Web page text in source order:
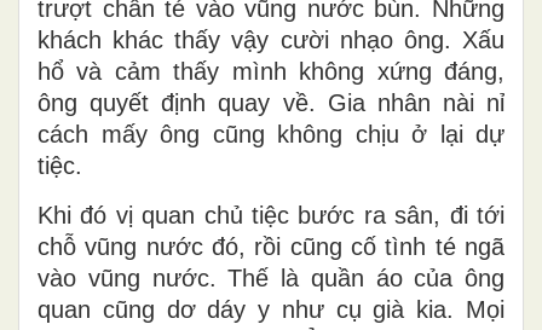
số ấy có một người khách già. Rủi thay vì
già yếu nên ông cụ này khi xuống xe đã
trượt chân té vào vũng nước bùn. Những
khách khác thấy vậy cười nhạo ông. Xấu
hổ và cảm thấy mình không xứng đáng,
ông quyết định quay về. Gia nhân nài nỉ
cách mấy ông cũng không chịu ở lại dự
tiệc.
Khi đó vị quan chủ tiệc bước ra sân, đi tới
chỗ vũng nước đó, rồi cũng cố tình té ngã